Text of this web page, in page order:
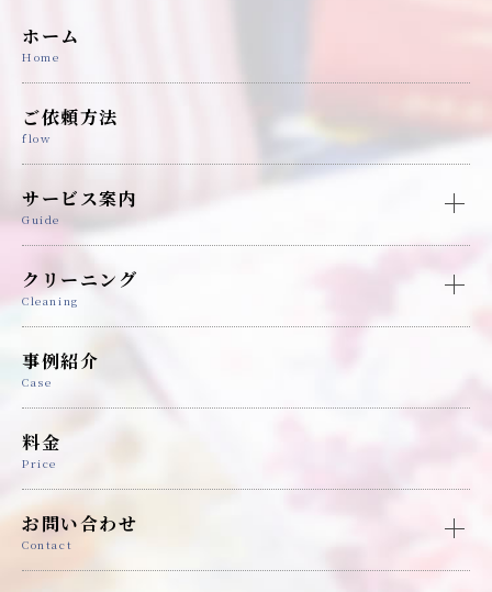
ホーム
Home
ご依頼方法
flow
サービス案内
Guide
クリーニング
Cleaning
事例紹介
Case
料金
Price
お問い合わせ
Contact